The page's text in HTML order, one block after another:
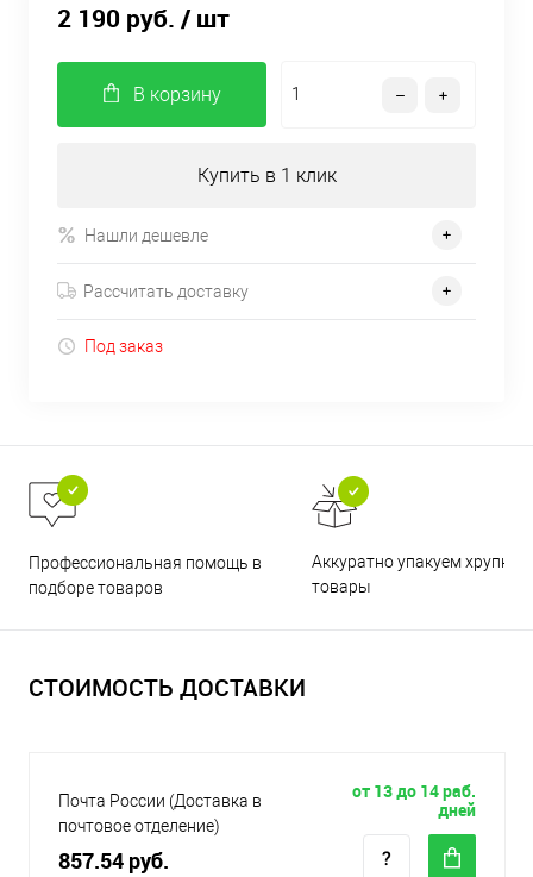
2 190 руб. / шт
В корзину
Купить в 1 клик
Нашли дешевле
Рассчитать доставку
Под заказ
Профессиональная помощь в
подборе товаров
Аккуратно упакуем хрупкие
товары
СТОИМОСТЬ ДОСТАВКИ
Почта России (Доставка в
почтовое отделение)
857.54 руб.
от 13 до 14 раб.
дней